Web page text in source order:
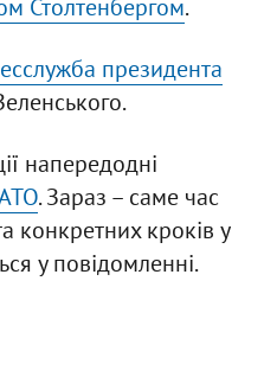
Столтенбергом.
президента
напередодні
. Зараз – саме час
конкретних кроків у
у повідомленні.